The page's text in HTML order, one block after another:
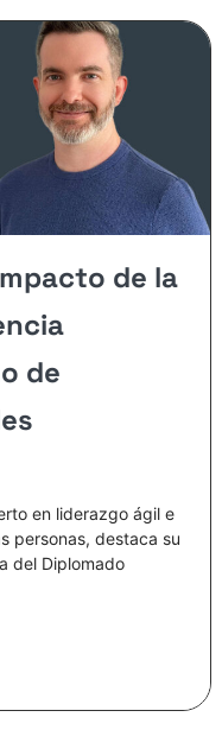
de la
de
en liderazgo ágil e
personas, destaca su
del Diplomado